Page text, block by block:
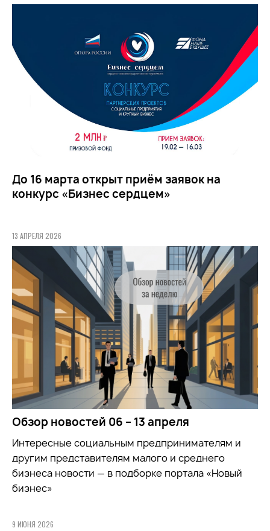
До 16 марта открыт приём заявок на
конкурс «Бизнес сердцем»
13 АПРЕЛЯ 2026
Обзор новостей 06 – 13 апреля
Интересные социальным предпринимателям и
другим представителям малого и среднего
бизнеса новости — в подборке портала «Новый
бизнес»
9 ИЮНЯ 2026